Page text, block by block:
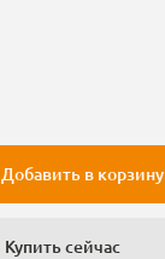
Добавить в корзину
Купить сейчас